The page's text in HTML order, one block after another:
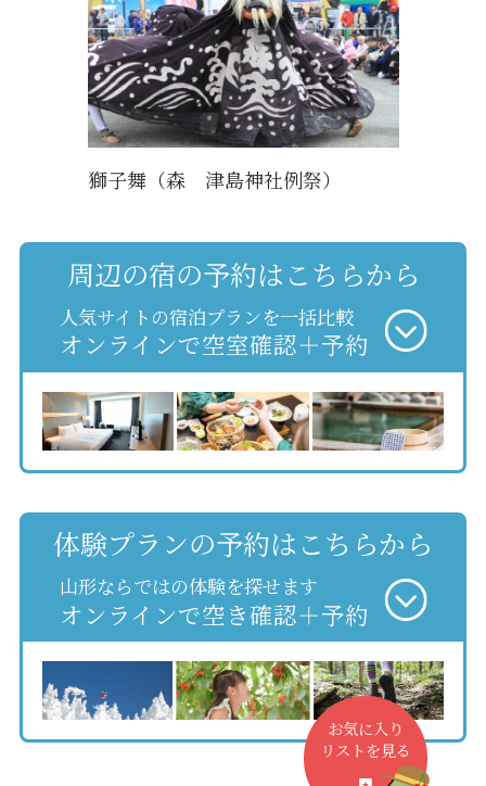
獅子舞（森 津島神社例祭）
周辺の宿の予約はこちらから
人気サイトの宿泊プランを一括比較
オンラインで空室確認＋予約
体験プランの予約はこちらから
山形ならではの体験を探せます
オンラインで空き確認＋予約
お気に入り
リストを見る